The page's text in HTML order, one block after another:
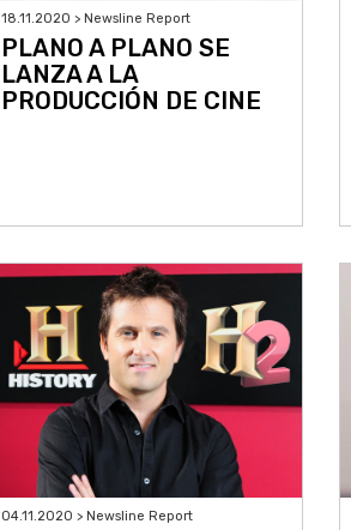
18.11.2020 > Newsline Report
PLANO A PLANO SE
LANZA A LA
PRODUCCIÓN DE CINE
04.11.2020 > Newsline Report